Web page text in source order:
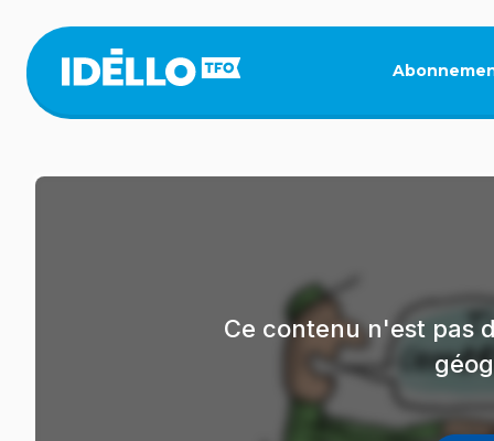
contenu
principal
Ce contenu n'est pas